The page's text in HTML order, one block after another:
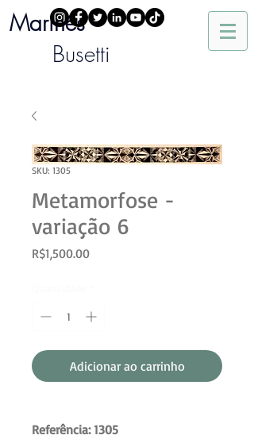
Marinês
Busetti
SKU: 1305
Metamorfose -
variação 6
R$1,500.00Preço
Adicionar ao carrinho
Referência: 1305